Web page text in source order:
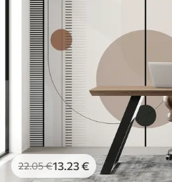
22.05€13 .23€